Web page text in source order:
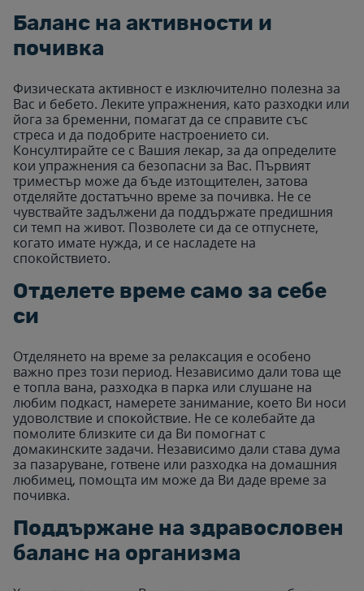
Баланс на активности и
почивка
Физическата активност е изключително полезна за
Вас и бебето. Леките упражнения, като разходки или
йога за бременни, помагат да се справите със
стреса и да подобрите настроението си.
Консултирайте се с Вашия лекар, за да определите
кои упражнения са безопасни за Вас. Първият
триместър може да бъде изтощителен, затова
отделяйте достатъчно време за почивка. Не се
чувствайте задължени да поддържате предишния
си темп на живот. Позволете си да се отпуснете,
когато имате нужда, и се насладете на
спокойствието.
Отделете време само за себе
си
Отделянето на време за релаксация е особено
важно през този период. Независимо дали това ще
е топла вана, разходка в парка или слушане на
любим подкаст, намерете занимание, което Ви носи
удоволствие и спокойствие. Не се колебайте да
помолите близките си да Ви помогнат с
домакинските задачи. Независимо дали става дума
за пазаруване, готвене или разходка на домашния
любимец, помощта им може да Ви даде време за
почивка.
Поддържане на здравословен
баланс на организма